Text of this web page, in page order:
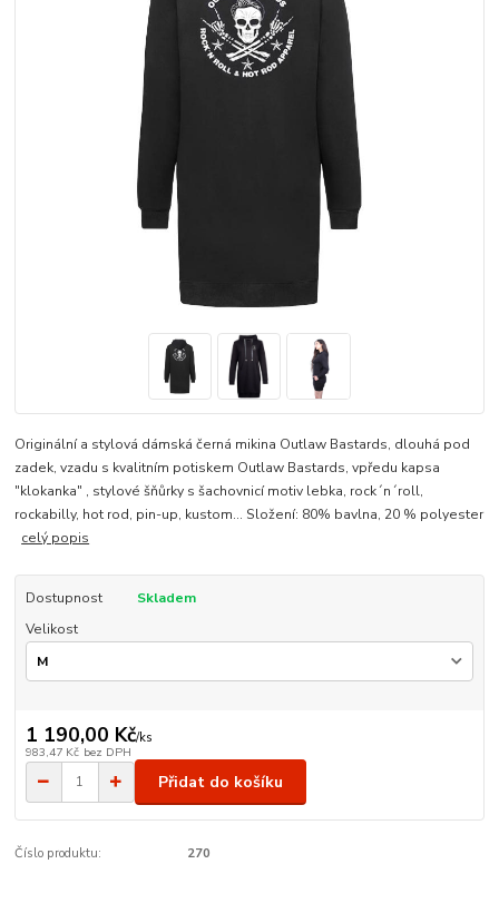
Originální a stylová dámská černá mikina Outlaw Bastards, dlouhá pod
zadek, vzadu s kvalitním potiskem Outlaw Bastards, vpředu kapsa
"klokanka" , stylové šňůrky s šachovnicí motiv lebka, rock´n´roll,
rockabilly, hot rod, pin-up, kustom... Složení: 80% bavlna, 20 % polyester
celý popis
Dostupnost
Skladem
Velikost
1 190,00 Kč/ks
983,47 Kč bez DPH
Přidat do košíku
Číslo produktu: 270